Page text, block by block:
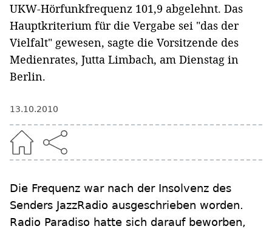
UKW-Hörfunkfrequenz 101,9 abgelehnt. Das
Hauptkriterium für die Vergabe sei "das der
Vielfalt" gewesen, sagte die Vorsitzende des
Medienrates, Jutta Limbach, am Dienstag in
Berlin.
13.10.2010
Die Frequenz war nach der Insolvenz des
Senders JazzRadio ausgeschrieben worden.
Radio Paradiso hatte sich darauf beworben,